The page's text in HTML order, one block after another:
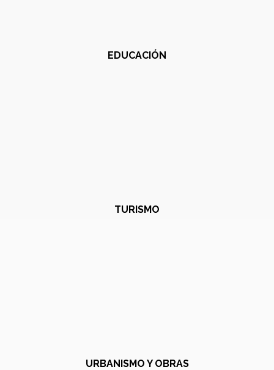
EDUCACIÓN
TURISMO
URBANISMO Y OBRAS